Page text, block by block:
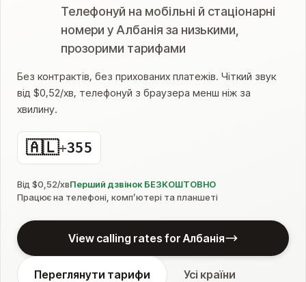
Телефонуй на мобільні й стаціонарні
номери у Албанія за низькими,
прозорими тарифами
Без контрактів, без прихованих платежів. Чіткий звук
від $0,52/хв, телефонуй з браузера менш ніж за
хвилину.
🇦🇱+355
Від $0,52/хвПерший дзвінок БЕЗКОШТОВНО
Працює на телефоні, компʼютері та планшеті
View calling rates for Албанія
Переглянути тарифи Усі країни